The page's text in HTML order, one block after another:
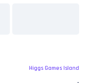
Higgs Games Island